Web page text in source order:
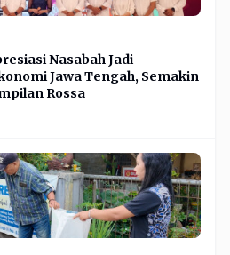
Nasabah Jadi
Jawa Tengah, Semakin
Rossa